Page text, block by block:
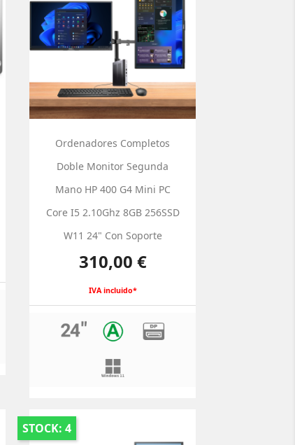
Ordenadores Completos
Doble Monitor Segunda
Mano HP 400 G4 Mini PC
Core I5 2.10Ghz 8GB 256SSD
W11 24" Con Soporte
Precio
310,00 €
IVA incluido*
STOCK: 4